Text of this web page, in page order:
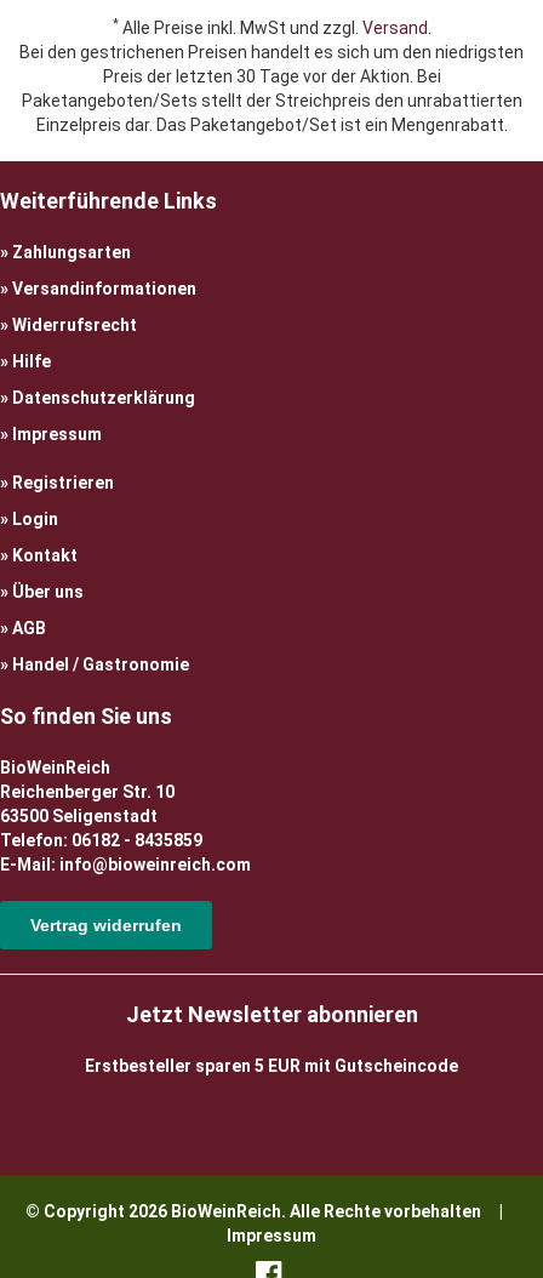
*Alle Preise inkl. MwSt und zzgl. Versand.
Bei den gestrichenen Preisen handelt es sich um den niedrigsten
Preis der letzten 30 Tage vor der Aktion. Bei
Paketangeboten/Sets stellt der Streichpreis den unrabattierten
Einzelpreis dar. Das Paketangebot/Set ist ein Mengenrabatt.
Weiterführende Links
Zahlungsarten
Versandinformationen
Widerrufsrecht
Hilfe
Datenschutzerklärung
Impressum
Registrieren
Login
Kontakt
Über uns
AGB
Handel / Gastronomie
So finden Sie uns
BioWeinReich
Reichenberger Str. 10
63500 Seligenstadt
Telefon: 06182 - 8435859
E-Mail: info@bioweinreich.com
Vertrag widerrufen
Jetzt Newsletter abonnieren
Erstbesteller sparen 5 EUR mit Gutscheincode
© Copyright 2026 BioWeinReich. Alle Rechte vorbehalten |
Impressum